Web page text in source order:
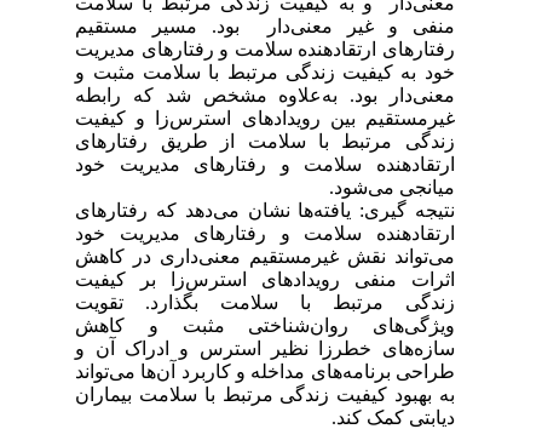
منفی و غیر معنی‌دار بود. مسیر مستقیم
رفتارهای ارتقادهنده سلامت و رفتارهای مدیریت
خود به کیفیت زندگی مرتبط با سلامت مثبت و
معنی‌دار بود. به‌علاوه مشخص شد که رابطه
غیرمستقیم بین رویدادهای استرس‌زا و کیفیت
زندگی مرتبط با سلامت از طریق رفتارهای
ارتقادهنده سلامت و رفتارهای مدیریت خود
میانجی می‌شود.
نتیجه گیری: یافته‌ها نشان می‌دهد که رفتارهای
ارتقادهنده سلامت و رفتارهای مدیریت خود
می‌تواند نقش غیرمستقیم معنی‌داری در کاهش
اثرات منفی رویدادهای استرس‌زا بر کیفیت
زندگی مرتبط با سلامت بگذارد. تقویت
ویژگی‌های روان‌شناختی مثبت و کاهش
سازه‌های خطرزا نظیر استرس و ادراک آن و
طراحی برنامه‌های مداخله و کاربرد آن‌ها می‌تواند
به بهبود کیفیت زندگی مرتبط با سلامت بیماران
دیابتی کمک کند.